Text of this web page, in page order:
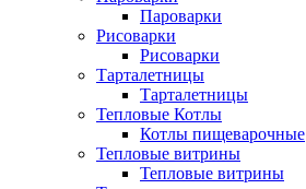
Пароварки
Рисоварки
Рисоварки
Тарталетницы
Тарталетницы
Тепловые Котлы
Котлы пищеварочные
Тепловые витрины
Тепловые витрины